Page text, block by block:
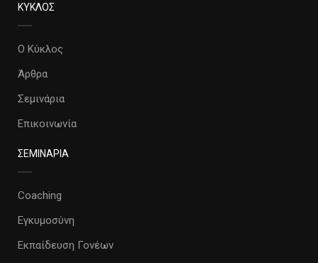
ΚΥΚΛΟΣ
Ο Κύκλος
Άρθρα
Σεμινάρια
Επικοινωνία
ΣΕΜΙΝΑΡΙΑ
Coaching
Εγκυμοσύνη
Εκπαίδευση Γονέων